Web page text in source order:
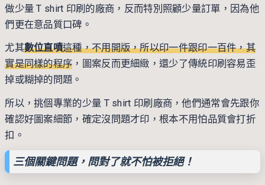
做少量 T shirt 印刷的廠商，反而特別照顧少量訂單，因為他
們更在意品質口碑。
尤其數位直噴這種，不用開版，所以印一件跟印一百件，其
實是同樣的程序 ，圖案反而更細緻，還少了傳統印刷容易歪
掉或糊掉的問題。
所以，挑個專業的少量 T shirt 印刷廠商，他們通常會先跟你
確認好圖案細節，確定沒問題才印，根本不用怕品質會打折
扣。
三個關鍵問題，問對了就不怕被拒絕！